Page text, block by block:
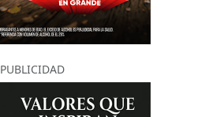
PUBLICIDAD